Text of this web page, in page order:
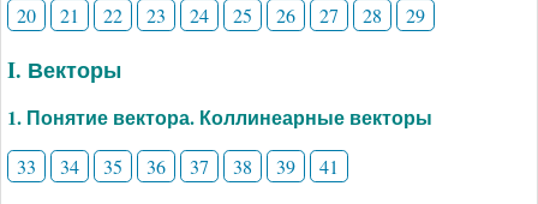
20
21 22 23 24 25 26 27 28 29
I. Векторы
1. Понятие вектора. Коллинеарные векторы
33 34 35 36 37 38 39 41